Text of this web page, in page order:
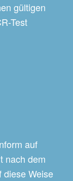
gültigen
Test
auf
nach dem
diese Weise